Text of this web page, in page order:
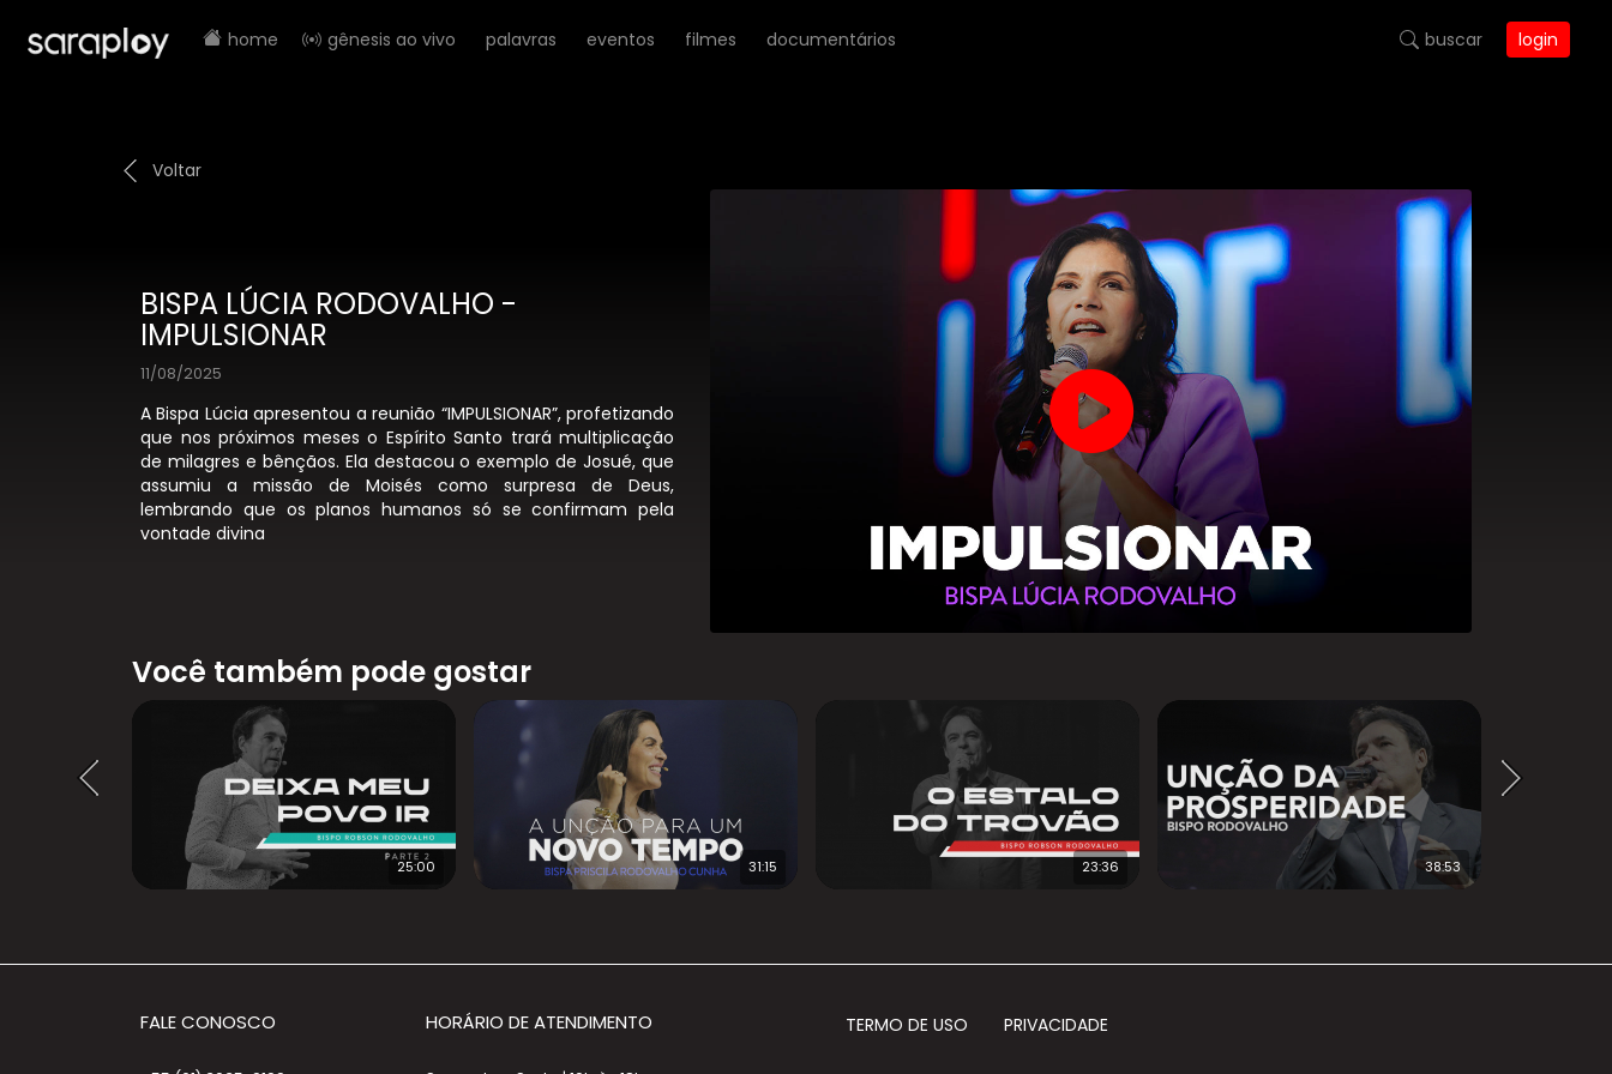
home gênesis ao vivo palavras eventos filmes documentários buscar login
Voltar
BISPA LÚCIA RODOVALHO -
IMPULSIONAR
11/08/2025
A Bispa Lúcia apresentou a reunião “IMPULSIONAR”, profetizando
que nos próximos meses o Espírito Santo trará multiplicação
de milagres e bênçãos. Ela destacou o exemplo de Josué, que
assumiu a missão de Moisés como surpresa de Deus,
lembrando que os planos humanos só se confirmam pela
vontade divina
Você também pode gostar
25:00 31:15 23:36 38:53
FALE CONOSCO HORÁRIO DE ATENDIMENTO TERMO DE USO PRIVACIDADE